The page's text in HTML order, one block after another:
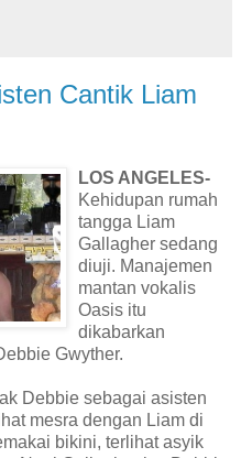
Cantik Liam
LOS ANGELES-
Kehidupan rumah
tangga Liam
Gallagher sedang
diuji. Manajemen
mantan vokalis
Oasis itu
dikabarkan
Gwyther.
Debbie sebagai asisten
mesra dengan Liam di
bikini, terlihat asyik